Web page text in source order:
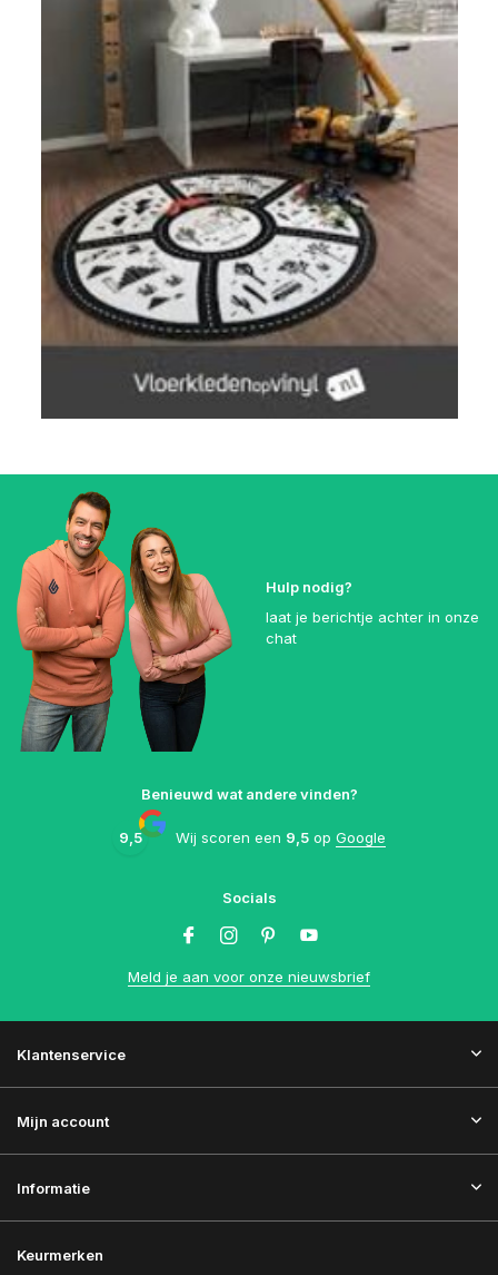
Hulp nodig?
laat je berichtje achter in onze
chat
Benieuwd wat andere vinden?
9,5 Wij scoren een 9,5 op Google
Socials
Meld je aan voor onze nieuwsbrief
Klantenservice
Mijn account
Informatie
Keurmerken